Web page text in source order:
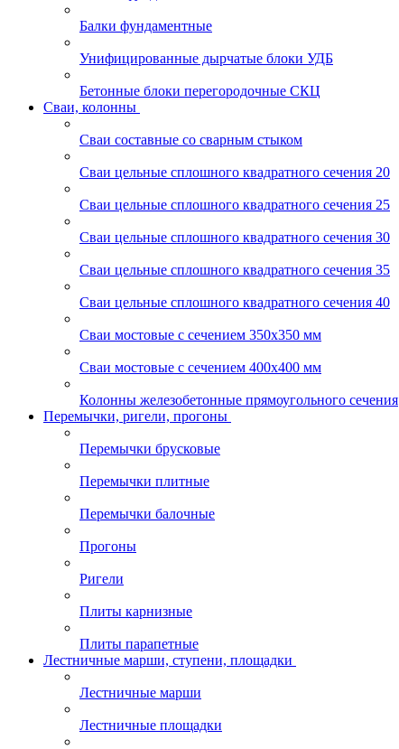
Балки фундаментные
Унифицированные дырчатые блоки УДБ
Бетонные блоки перегородочные СКЦ
Сваи, колонны
Сваи составные со сварным стыком
Сваи цельные сплошного квадратного сечения 20
Сваи цельные сплошного квадратного сечения 25
Сваи цельные сплошного квадратного сечения 30
Сваи цельные сплошного квадратного сечения 35
Сваи цельные сплошного квадратного сечения 40
Сваи мостовые с сечением 350х350 мм
Сваи мостовые с сечением 400х400 мм
Колонны железобетонные прямоугольного сечения
Перемычки, ригели, прогоны
Перемычки брусковые
Перемычки плитные
Перемычки балочные
Прогоны
Ригели
Плиты карнизные
Плиты парапетные
Лестничные марши, ступени, площадки
Лестничные марши
Лестничные площадки